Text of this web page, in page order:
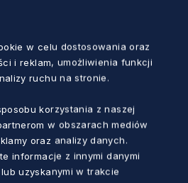
w celu dostosowania oraz
i reklam, umożliwienia funkcji
ruchu na stronie.
korzystania z naszej
w obszarach mediów
oraz analizy danych.
informacje z innymi danymi
uzyskanymi w trakcie